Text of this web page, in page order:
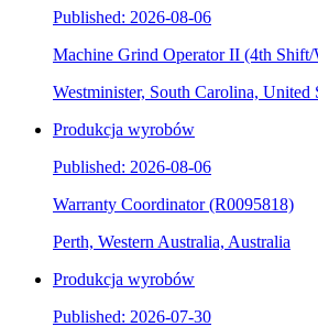
Published: 2026-08-06
Machine Grind Operator II (4th Shift/
Westminister, South Carolina, United
Produkcja wyrobów
Published: 2026-08-06
Warranty Coordinator (R0095818)
Perth, Western Australia, Australia
Produkcja wyrobów
Published: 2026-07-30